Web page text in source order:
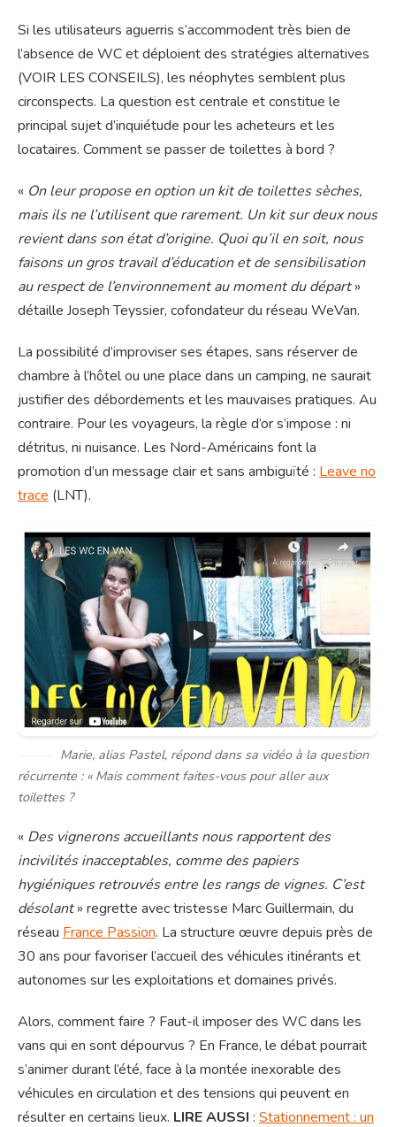
Si les utilisateurs aguerris s’accommodent très bien de
l’absence de WC et déploient des stratégies alternatives
(VOIR LES CONSEILS), les néophytes semblent plus
circonspects. La question est centrale et constitue le
principal sujet d’inquiétude pour les acheteurs et les
locataires. Comment se passer de toilettes à bord ?
« On leur propose en option un kit de toilettes sèches,
mais ils ne l’utilisent que rarement. Un kit sur deux nous
revient dans son état d’origine. Quoi qu’il en soit, nous
faisons un gros travail d’éducation et de sensibilisation
au respect de l’environnement au moment du départ»
détaille Joseph Teyssier, cofondateur du réseau WeVan.
La possibilité d’improviser ses étapes, sans réserver de
chambre à l’hôtel ou une place dans un camping, ne saurait
justifier des débordements et les mauvaises pratiques. Au
contraire. Pour les voyageurs, la règle d’or s’impose : ni
détritus, ni nuisance. Les Nord-Américains font la
promotion d’un message clair et sans ambiguïté : Leave no
trace (LNT).
Marie, alias Pastel, répond dans sa vidéo à la question
récurrente : « Mais comment faites-vous pour aller aux
toilettes ?
« Des vignerons accueillants nous rapportent des
incivilités inacceptables, comme des papiers
hygiéniques retrouvés entre les rangs de vignes. C’est
désolant» regrette avec tristesse Marc Guillermain, du
réseau France Passion. La structure œuvre depuis près de
30 ans pour favoriser l’accueil des véhicules itinérants et
autonomes sur les exploitations et domaines privés.
Alors, comment faire ? Faut-il imposer des WC dans les
vans qui en sont dépourvus ? En France, le débat pourrait
s’animer durant l’été, face à la montée inexorable des
véhicules en circulation et des tensions qui peuvent en
résulter en certains lieux. LIRE AUSSI : Stationnement : un